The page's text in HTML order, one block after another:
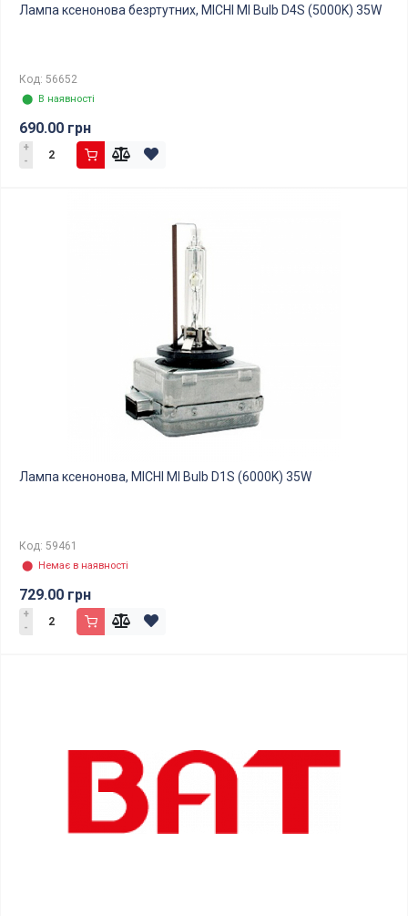
Лампа ксенонова безртутних, MICHI MI Bulb D4S (5000K) 35W
Код: 56652
⬤ В наявності
690.00 грн
+
-
Лампа ксенонова, MICHI MI Bulb D1S (6000K) 35W
Код: 59461
⬤ Немає в наявності
729.00 грн
+
-